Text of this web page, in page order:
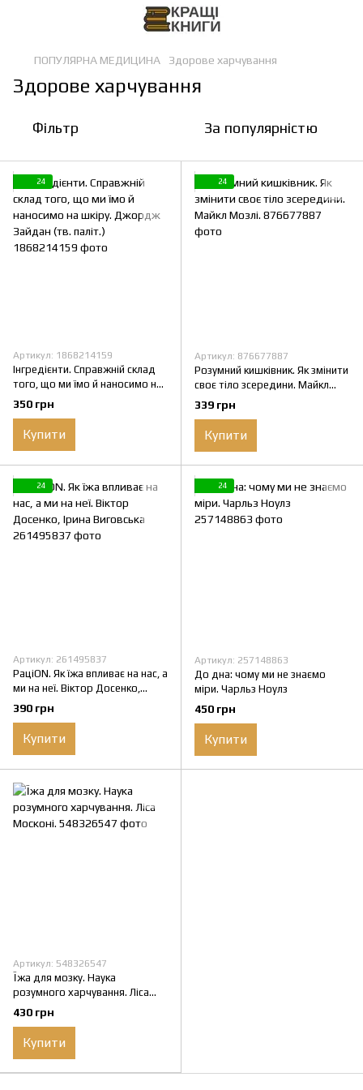
ПОПУЛЯРНА МЕДИЦИНА Здорове харчування
Здорове харчування
Фільтр За популярністю
24
Артикул: 1868214159
Інгредієнти. Справжній склад
того, що ми їмо й наносимо на
шкіру. Джордж Зайдан (тв.
паліт.)
350 грн
Купити
24
Артикул: 876677887
Розумний кишківник. Як змінити
своє тіло зсередини. Майкл
Мозлі.
339 грн
Купити
24
Артикул: 261495837
РаціON. Як їжа впливає на нас, а
ми на неї. Віктор Досенко,
Ірина Виговська
390 грн
Купити
24
Артикул: 257148863
До дна: чому ми не знаємо
міри. Чарльз Ноулз
450 грн
Купити
Артикул: 548326547
Їжа для мозку. Наука
розумного харчування. Ліса
Москоні.
430 грн
Купити